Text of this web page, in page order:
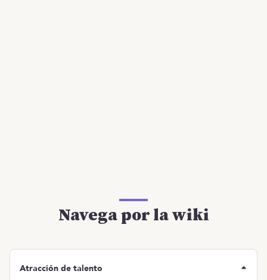
Navega por la wiki
Atracción de talento